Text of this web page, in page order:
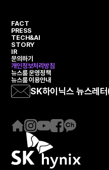
FACT
PRESS
TECH&AI
STORY
IR
문의하기
개인정보처리방침
뉴스룸 운영정책
뉴스룸 이용안내
SK하이닉스 뉴스레터
홈
이
지
인
스
타
그
유
튜
브
페
스
북
카
채